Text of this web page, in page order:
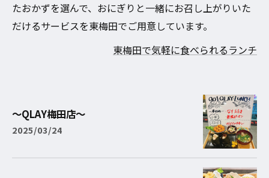
たおかずを選んで、おにぎりと一緒にお召し上がりいた
だけるサービスを東梅田でご用意しています。
東梅田で気軽に食べられるランチ
〜QLAY梅田店〜
2025/03/24